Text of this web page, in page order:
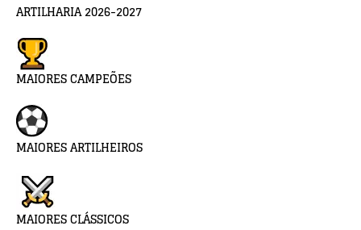
ARTILHARIA 2026-2027
MAIORES CAMPEÕES
MAIORES ARTILHEIROS
MAIORES CLÁSSICOS